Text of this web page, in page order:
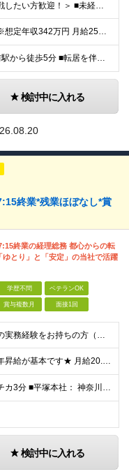
＜エンタメ業界に挑戦したい方歓迎！＞ ■未経験OK／第二新卒歓迎 ■学歴不問 ■キーボードでWeb検索ができる程度のPCスキルがある方 ＜こんな方を歓迎しています！＞ ☆数字や目標を決めて頑張りたい
【メンバークラス】※想定年収342万円 月給25万円～27万5000円 【リーダークラス】※想定年収516万～546万円 月給28万円～30万5000円 ★試用期間6ヶ月（試用期間中の雇用形態は契
■原宿駅・明治神宮前駅から徒歩5分 ■転居を伴う転勤はありません 【勤務地】 東京都渋谷区神宮前3-21-8 ※アソビシステム（株） ※その他近郊にも配属の可能性あり 【株式会社LIV本社】 東京
検討中に入れる
終業*残業ほぼなし*賞
終業の経理総務 都心からの転
ゆとり」と「安定」の当社で活躍
学歴不問 ベテランOK
賞与複数月 面接1回
◆総務もしくは経理の実務経験をお持ちの方（年数不問・ブランクOK） ※学歴不問 ＼こんな方にオススメです！／ ◎これまでは都内に通っていたが湘南で腰を据えて働きたい ◎経理の仕事は好きだけど残業続き
★年次昇給あり！毎年昇給が基本です★ 月給20.5万円～27万円＋賞与年2回（昨年実績3ヶ月分） ※経験・年齢・スキルを考慮して決定します ※正社員の場合は試用期間3ヶ月。その間の待遇に差異なし
★転勤なし★平塚駅チカ3分 ■平塚本社： 神奈川県平塚市宝町3-1 平塚MNビル10F 【 抜群のアクセス環境 】 JR東海道線・湘南新宿ラインが乗り入れており、 上り下り共にアクセス良好。 【
検討中に入れる